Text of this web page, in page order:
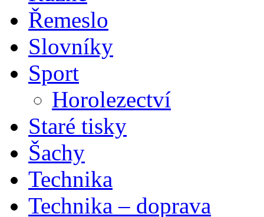
Řemeslo
Slovníky
Sport
Horolezectví
Staré tisky
Šachy
Technika
Technika – doprava